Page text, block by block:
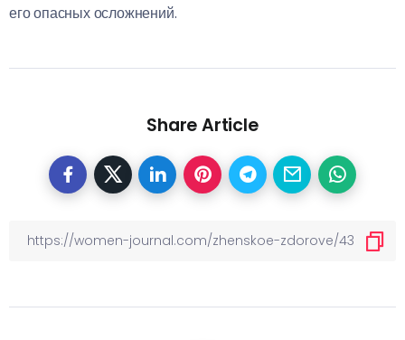
его опасных осложнений.
Share Article